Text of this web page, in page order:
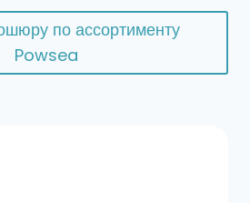
по ассортименту
Powsea